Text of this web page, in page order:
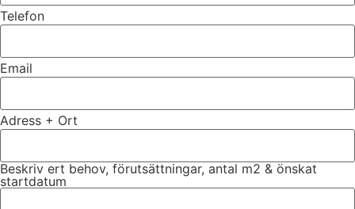
Telefon
Email
Adress + Ort
Beskriv ert behov, förutsättningar, antal m2 & önskat
startdatum